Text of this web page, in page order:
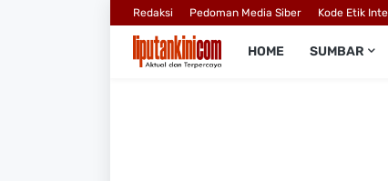
Redaksi Pedoman Media Siber Kode Etik
HOME SUMBAR